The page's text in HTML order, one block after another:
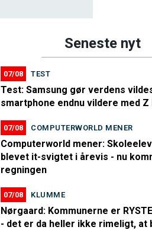
Seneste nyt
07/08 TEST
Test: Samsung gør verdens
smartphone endnu vildere med Z
07/08 COMPUTERWORLD MENER
Computerworld mener:
blevet it-svigtet i årevis - nu
regningen
07/08 KLUMME
Nørgaard: Kommunerne er
- det er da heller ikke rimeligt, at